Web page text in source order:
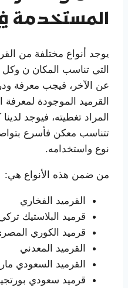
المستخدمة في
يوجد أنواع مختلفة من
التي تناسب المكان ن
عن الآخر، فيجب معرفة
القرميد الموجودة لمعرفة
المراد تغطيته، فيوجد
تتناسب معكن فأسرع
نوع واستخدامه.
من ضمن هذه الأنواع هي:
القرميد الفخاري
قرميد البلاستيك
قرميد الكوري
القرميد المعدني
القرميد السعودي
قرميد سعودي